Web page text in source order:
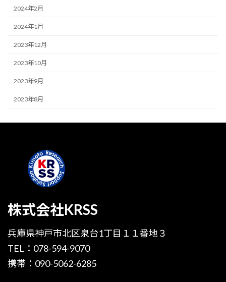
2024年2月
2024年1月
2023年12月
2023年10月
2023年9月
2023年8月
株式会社KRSS
兵庫県神戸市北区泉台1丁目１１番地３
TEL：078-594-9070
携帯：090-5062-6285